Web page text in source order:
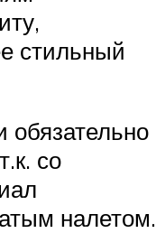
стильный
со
налетом.